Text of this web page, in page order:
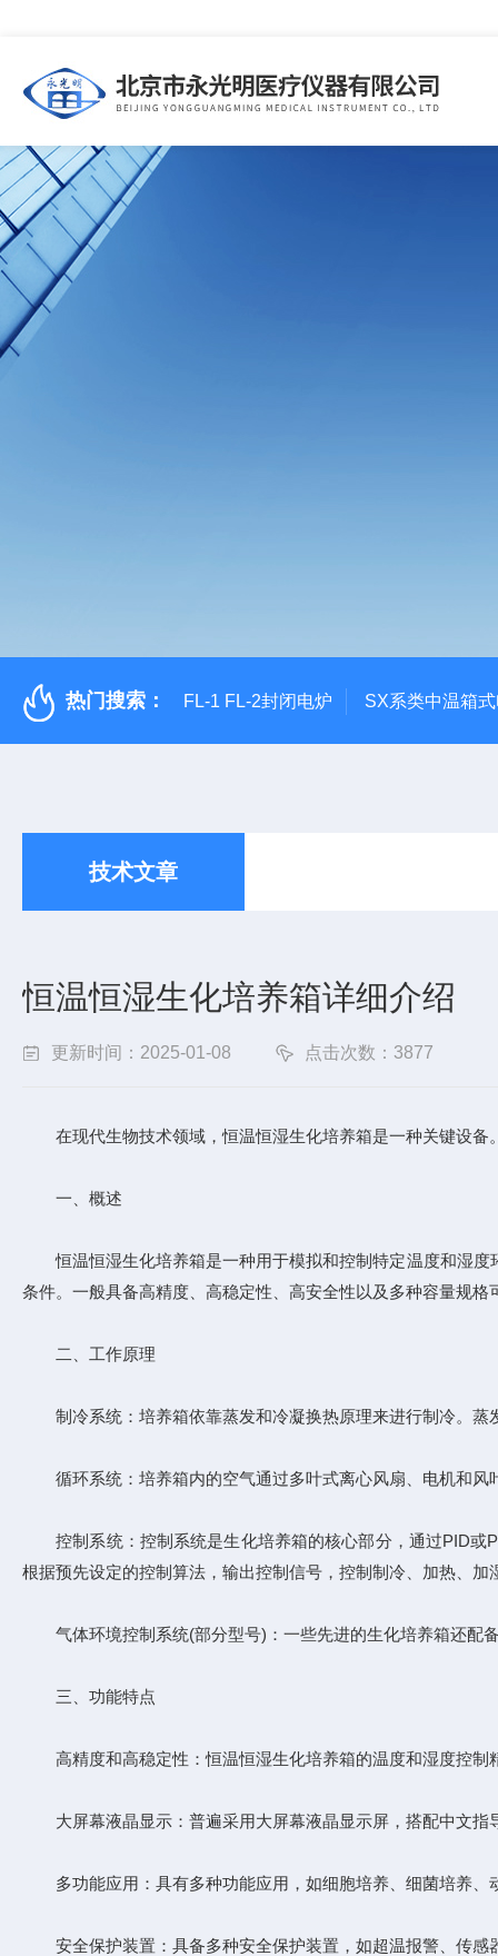
热门搜索： FL-1 FL-2封闭电炉 SX系类中温箱
技术文章
恒温恒湿生化培养箱详细介绍
更新时间：2025-01-08 点击次数：3877
在现代生物技术领域，恒温恒湿生化培养箱是一种关键设备
一、概述
恒温恒湿生化培养箱是一种用于模拟和控制特定温度和湿度
条件。一般具备高精度、高稳定性、高安全性以及多种容量规
二、工作原理
制冷系统：培养箱依靠蒸发和冷凝换热原理来进行制冷。蒸
循环系统：培养箱内的空气通过多叶式离心风扇、电机和风
控制系统：控制系统是生化培养箱的核心部分，通过PID或
根据预先设定的控制算法，输出控制信号，控制制冷、加热、
气体环境控制系统(部分型号)：一些先进的生化培养箱还配备
三、功能特点
高精度和高稳定性：恒温恒湿生化培养箱的温度和湿度控制
大屏幕液晶显示：普遍采用大屏幕液晶显示屏，搭配中文指
多功能应用：具有多种功能应用，如细胞培养、细菌培养、
安全保护装置：具备多种安全保护装置，如超温报警、传感